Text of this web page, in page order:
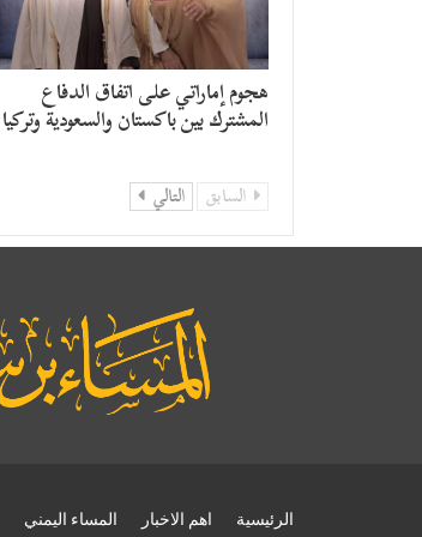
هجوم إماراتي على اتفاق الدفاع
المشترك بين باكستان والسعودية وتركيا
السابق التالي
الرئيسية اهم الاخبار المساء اليمني